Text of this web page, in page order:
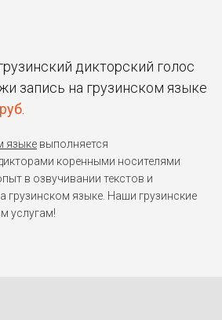
дикторский голос
запись на грузинском языке
языке выполняется
коренными носителями
в озвучивании текстов и
грузинском языке. Наши грузинские
услугам!